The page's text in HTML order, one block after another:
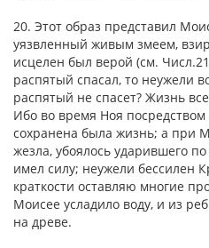
20. Этот образ представил
уязвленный живым змеем,
исцелен был верой (см.
распятый спасал, то
распятый не спасет? Жизнь
Ибо во время Ноя посредством
сохранена была жизнь; а при
жезла, убоялось ударившего
имел силу; неужели бессилен
краткости оставляю многие
Моисее усладило воду, и из
на древе.